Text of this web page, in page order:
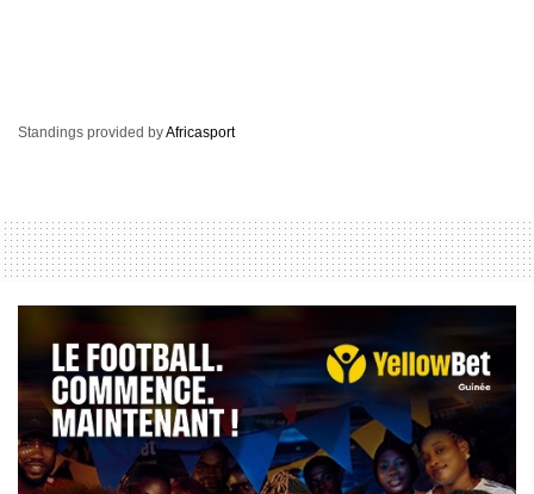
Standings provided byAfricasport